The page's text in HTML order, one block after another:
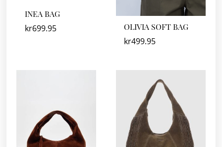
INEA BAG
kr699.95 OLIVIA SOFT BAG
kr499.95